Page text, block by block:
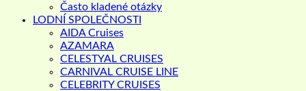
Často kladené otázky
LODNÍ SPOLEČNOSTI
AIDA Cruises
AZAMARA
CELESTYAL CRUISES
CARNIVAL CRUISE LINE
CELEBRITY CRUISES